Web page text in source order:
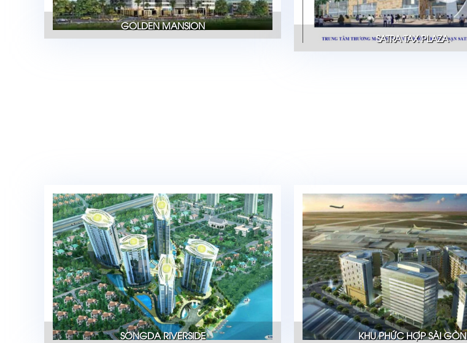
GOLDEN MANSION
SATRA TAX PLAZA
SONGDA RIVERSIDE KHU PHỨC HỢP SÀI GÒN